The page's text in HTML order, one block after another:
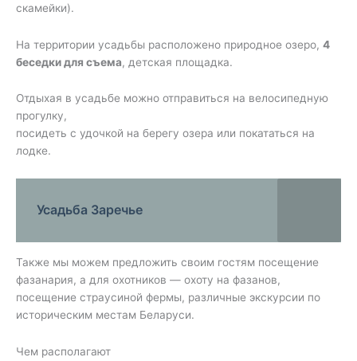
скамейки).
На территории усадьбы расположено природное озеро, 4
беседки для съема, детская площадка.
Отдыхая в усадьбе можно отправиться на велосипедную
прогулку,
посидеть с удочкой на берегу озера или покататься на
лодке.
Усадьба Заречье
Также мы можем предложить своим гостям посещение
фазанария, а для охотников — охоту на фазанов,
посещение страусиной фермы, различные экскурсии по
историческим местам Беларуси.
Чем располагают